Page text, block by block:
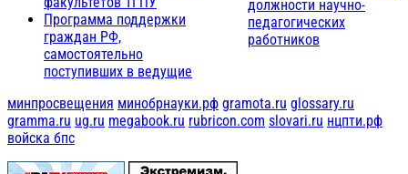
Программа поддержки
граждан РФ,
самостоятельно
поступивших в ведущие
должности научно-
педагогических
работников
минпросвещения минобрнауки.рф gramota.ru glossary.ru
gramma.ru ug.ru megabook.ru rubricon.com slovari.ru нцпти.рф
войска бпс